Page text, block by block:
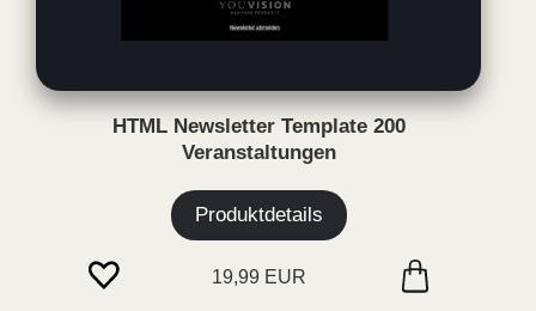
HTML Newsletter Template 200
Veranstaltungen
Produktdetails
19,99 EUR